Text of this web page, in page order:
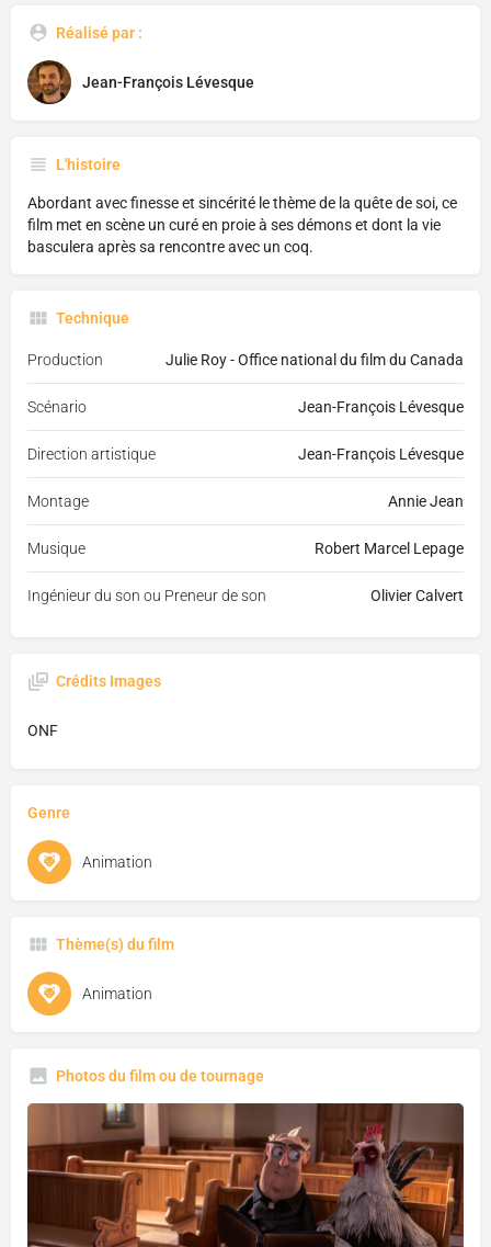
Réalisé par :
Jean-François Lévesque
L'histoire
Abordant avec finesse et sincérité le thème de la quête de soi, ce
film met en scène un curé en proie à ses démons et dont la vie
basculera après sa rencontre avec un coq.
Technique
Production Julie Roy - Office national du film du Canada
Scénario Jean-François Lévesque
Direction artistique Jean-François Lévesque
Montage Annie Jean
Musique Robert Marcel Lepage
Ingénieur du son ou Preneur de son Olivier Calvert
Crédits Images
ONF
Genre
Animation
Thème(s) du film
Animation
Photos du film ou de tournage